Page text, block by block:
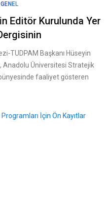
GENEL
Editör Kurulunda Yer
TUDPAM Başkanı Hüseyin
Anadolu Üniversitesi Stratejik
faaliyet gösteren